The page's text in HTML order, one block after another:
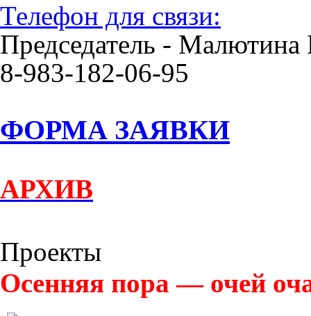
Телефон для связи:
Председатель - Малютина
8-983-182-06-95
ФОРМА ЗАЯВКИ
АРХИВ
Проекты
Осенняя пора — очей